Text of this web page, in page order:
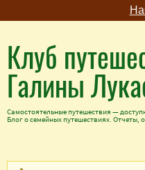
Клуб
Галины
Самостоятельные путешествия —
Блог о семейных путешествиях. Отчеты,